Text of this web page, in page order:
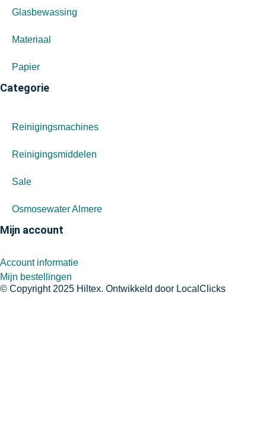
Glasbewassing
Materiaal
Papier
Categorie
Reinigingsmachines
Reinigingsmiddelen
Sale
Osmosewater Almere
Mijn account
Account informatie
Mijn bestellingen
© Copyright 2025 Hiltex. Ontwikkeld door LocalClicks